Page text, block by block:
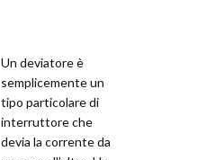
Un deviatore è
semplicemente un
tipo particolare di
interruttore che
devia la corrente da